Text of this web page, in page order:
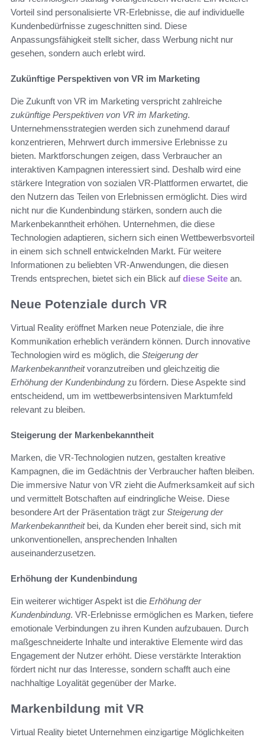
Vorteil sind personalisierte VR-Erlebnisse, die auf individuelle
Kundenbedürfnisse zugeschnitten sind. Diese
Anpassungsfähigkeit stellt sicher, dass Werbung nicht nur
gesehen, sondern auch erlebt wird.
Zukünftige Perspektiven von VR im Marketing
Die Zukunft von VR im Marketing verspricht zahlreiche
zukünftige Perspektiven von VR im Marketing.
Unternehmensstrategien werden sich zunehmend darauf
konzentrieren, Mehrwert durch immersive Erlebnisse zu
bieten. Marktforschungen zeigen, dass Verbraucher an
interaktiven Kampagnen interessiert sind. Deshalb wird eine
stärkere Integration von sozialen VR-Plattformen erwartet, die
den Nutzern das Teilen von Erlebnissen ermöglicht. Dies wird
nicht nur die Kundenbindung stärken, sondern auch die
Markenbekanntheit erhöhen. Unternehmen, die diese
Technologien adaptieren, sichern sich einen Wettbewerbsvorteil
in einem sich schnell entwickelnden Markt. Für weitere
Informationen zu beliebten VR-Anwendungen, die diesen
Trends entsprechen, bietet sich ein Blick aufdiese Seite an.
Neue Potenziale durch VR
Virtual Reality eröffnet Marken neue Potenziale, die ihre
Kommunikation erheblich verändern können. Durch innovative
Technologien wird es möglich, die Steigerung der
Markenbekanntheitvoranzutreiben und gleichzeitig die
Erhöhung der Kundenbindung zu fördern. Diese Aspekte sind
entscheidend, um im wettbewerbsintensiven Marktumfeld
relevant zu bleiben.
Steigerung der Markenbekanntheit
Marken, die VR-Technologien nutzen, gestalten kreative
Kampagnen, die im Gedächtnis der Verbraucher haften bleiben.
Die immersive Natur von VR zieht die Aufmerksamkeit auf sich
und vermittelt Botschaften auf eindringliche Weise. Diese
besondere Art der Präsentation trägt zur Steigerung der
Markenbekanntheitbei, da Kunden eher bereit sind, sich mit
unkonventionellen, ansprechenden Inhalten
auseinanderzusetzen.
Erhöhung der Kundenbindung
Ein weiterer wichtiger Aspekt ist die Erhöhung der
Kundenbindung. VR-Erlebnisse ermöglichen es Marken, tiefere
emotionale Verbindungen zu ihren Kunden aufzubauen. Durch
maßgeschneiderte Inhalte und interaktive Elemente wird das
Engagement der Nutzer erhöht. Diese verstärkte Interaktion
fördert nicht nur das Interesse, sondern schafft auch eine
nachhaltige Loyalität gegenüber der Marke.
Markenbildung mit VR
Virtual Reality bietet Unternehmen einzigartige Möglichkeiten